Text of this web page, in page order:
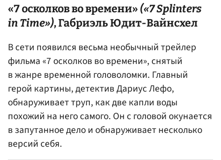
«7 осколков во времени»(«7 Splinters
in Time»), Габриэль Юдит-Вайнсхел
В сети появился весьма необычный трейлер
фильма «7 осколков во времени», снятый
в жанре временной головоломки. Главный
герой картины, детектив Дариус Лефо,
обнаруживает труп, как две капли воды
похожий на него самого. Он с головой окунается
в запутанное дело и обнаруживает несколько
версий себя.